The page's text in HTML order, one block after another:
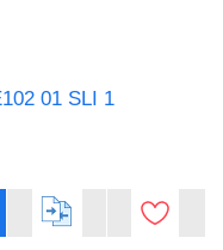
01 SLI 1